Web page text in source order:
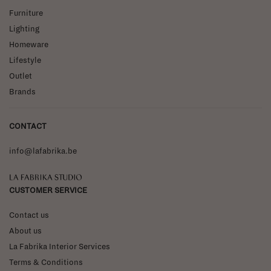
Furniture
Lighting
Homeware
Lifestyle
Outlet
Brands
CONTACT
info@lafabrika.be
La Fabrika Studio
CUSTOMER SERVICE
Contact us
About us
La Fabrika Interior Services
Terms & Conditions